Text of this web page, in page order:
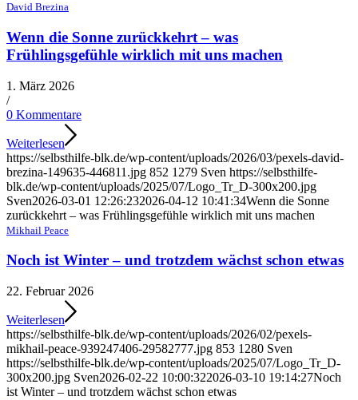
David Brezina
Wenn die Sonne zurückkehrt – was
Frühlingsgefühle wirklich mit uns machen
1. März 2026
/
0 Kommentare
Weiterlesen
https://selbsthilfe-blk.de/wp-content/uploads/2026/03/pexels-david-
brezina-149635-446811.jpg 852 1279 Sven https://selbsthilfe-
blk.de/wp-content/uploads/2025/07/Logo_Tr_D-300x200.jpg
Sven2026-03-01 12:26:232026-04-12 10:41:34Wenn die Sonne
zurückkehrt – was Frühlingsgefühle wirklich mit uns machen
Mikhail Peace
Noch ist Winter – und trotzdem wächst schon etwas
22. Februar 2026
Weiterlesen
https://selbsthilfe-blk.de/wp-content/uploads/2026/02/pexels-
mikhail-peace-939247406-29582777.jpg 853 1280 Sven
https://selbsthilfe-blk.de/wp-content/uploads/2025/07/Logo_Tr_D-
300x200.jpg Sven2026-02-22 10:00:322026-03-10 19:14:27Noch
ist Winter – und trotzdem wächst schon etwas